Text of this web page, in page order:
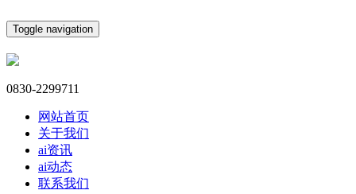
Toggle navigation
0830-2299711
网站首页
关于我们
ai资讯
ai动态
联系我们